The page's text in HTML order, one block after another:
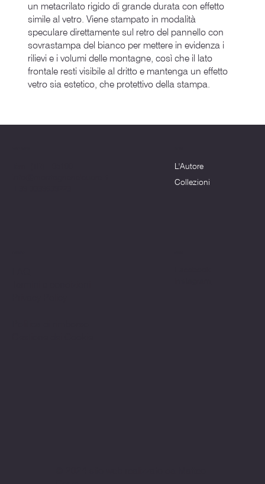
un metacrilato rigido di grande durata con effetto
simile al vetro. Viene stampato in modalità
speculare direttamente sul retro del pannello con
sovrastampa del bianco per mettere in evidenza i
rilievi e i volumi delle montagne, così che il lato
frontale resti visibile al dritto e mantenga un effetto
vetro sia estetico, che protettivo della stampa.
L'Autore
Collezioni